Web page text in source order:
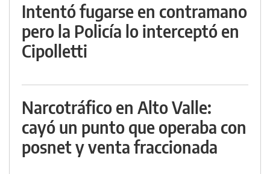
Intentó fugarse en contramano
pero la Policía lo interceptó en
Cipolletti
Narcotráfico en Alto Valle:
cayó un punto que operaba con
posnet y venta fraccionada